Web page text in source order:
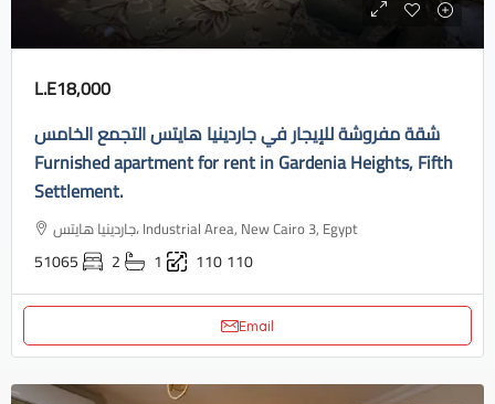
L.E18,000
شقة مفروشة للإيجار في جاردينيا هايتس التجمع الخامس
Furnished apartment for rent in Gardenia Heights, Fifth
Settlement.
جاردينيا هايتس، Industrial Area, New Cairo 3, Egypt
51065 2 1 110110
Email